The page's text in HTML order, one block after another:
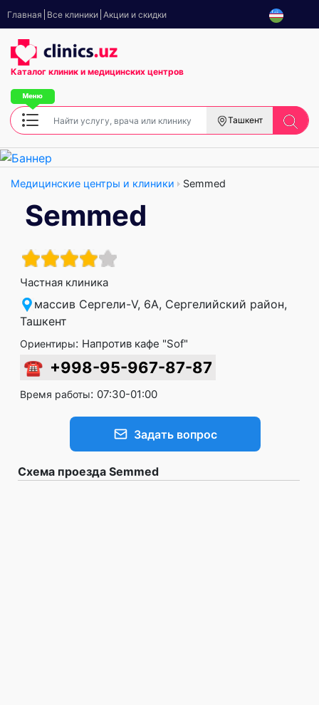
Главная Все клиники Акции и скидки
Каталог клиник и медицинских центров
Ташкент
Медицинские центры и клиники Semmed
Semmed
Частная клиника
массив Сергели-V, 6А, Сергелийский район,
Ташкент
Ориентиры: Напротив кафе "Sof"
☎ +998-95-967-87-87
Время работы: 07:30-01:00
Задать вопрос
Схема проезда Semmed